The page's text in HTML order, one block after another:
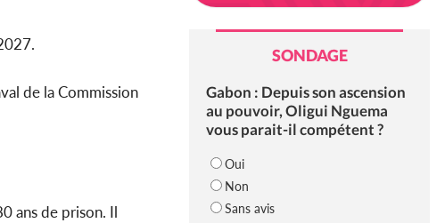
de la Commission
ans de prison. Il
SONDAGE
Gabon : Depuis son ascension
au pouvoir, Oligui Nguema
vous parait-il compétent ?
Oui
Non
Sans avis